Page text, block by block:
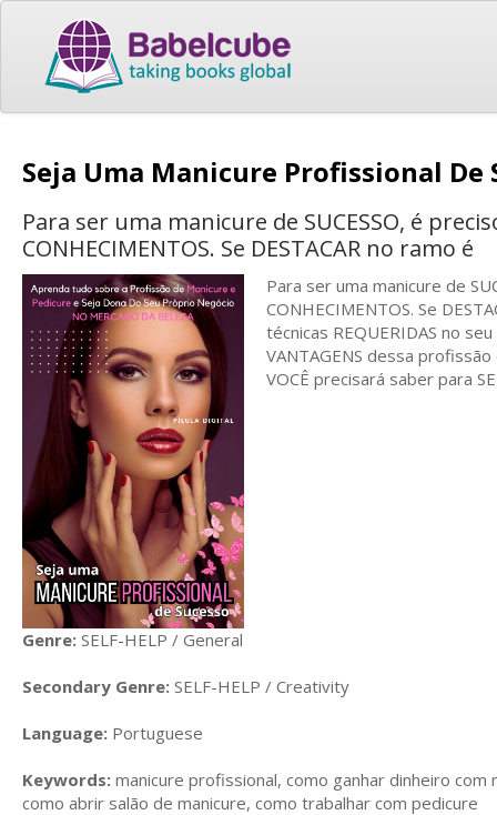
Seja Uma Manicure Profissional De
Para ser uma manicure de SUCESSO, é
CONHECIMENTOS. Se DESTACAR no ramo é
Para ser uma manicure de
CONHECIMENTOS. Se
técnicas REQUERIDAS no
VANTAGENS dessa
VOCÊ precisará saber para
Genre: SELF-HELP / General
Secondary Genre: SELF-HELP / Creativity
Language: Portuguese
Keywords: manicure profissional, como ganhar dinheiro
como abrir salão de manicure, como trabalhar com pedicure